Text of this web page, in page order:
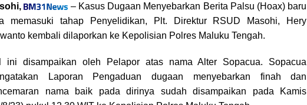
e
b
o
o
e
a
d
s
t
s
A
p
e
g
a
y
L
i
n
r
e
– Kasus Dugaan Menyebarkan Berita Palsu (Hoax) baru
memasuki tahap Penyelidikan, Plt. Direktur RSUD Masohi, Hery
kembali dilaporkan ke Kepolisian Polres Maluku Tengah.
ini disampaikan oleh Pelapor atas nama Alter Sopacua. Sopacua
Laporan Pengaduan dugaan menyebarkan finah dan
nama baik pada dirinya sudah disampaikan pada Kamis